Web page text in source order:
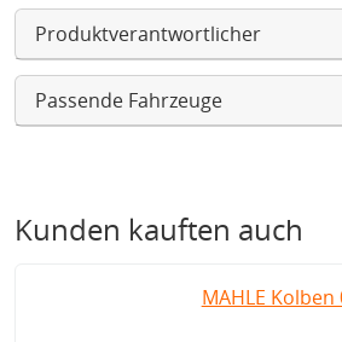
Produktverantwortlicher
Passende Fahrzeuge
Kunden kauften auch
MAHLE Kolben